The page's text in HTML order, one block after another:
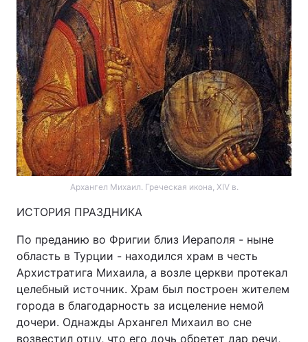
Архангел Михаил. Греческая икона, XIV в.
ИСТОРИЯ ПРАЗДНИКА
По преданию во Фригии близ Иераполя - ныне
область в Турции - находился храм в честь
Архистратига Михаила, а возле церкви протекал
целебный источник. Храм был построен жителем
города в благодарность за исцеление немой
дочери. Однажды Архангел Михаил во сне
возвестил отцу, что его дочь обретет дар речи,